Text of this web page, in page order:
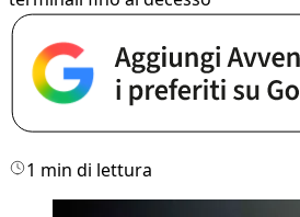
1 min di lettura